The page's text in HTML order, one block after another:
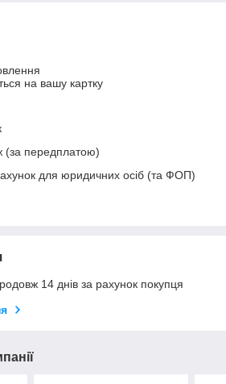
на вашу картку
(за передплатою)
для юридичних осіб (та ФОП)
14 днів за рахунок покупця